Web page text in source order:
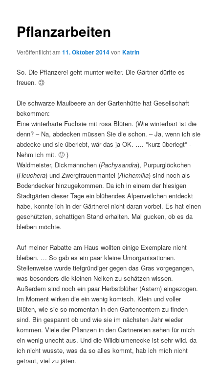
Pflanzarbeiten
Veröffentlicht am11. Oktober 2014vonKatrin
So. Die Pflanzerei geht munter weiter. Die Gärtner dürfte es
freuen. 😉
Die schwarze Maulbeere an der Gartenhütte hat Gesellschaft
bekommen:
Eine winterharte Fuchsie mit rosa Blüten. (Wie winterhart ist die
denn? – Na, abdecken müssen Sie die schon. – Ja, wenn ich sie
abdecke und sie überlebt, wär das ja OK. …. *kurz überlegt* -
Nehm ich mit. 🙂 )
Waldmeister, Dickmännchen (Pachysandra), Purpurglöckchen
(Heuchera) und Zwergfrauenmantel (Alchemilla) sind noch als
Bodendecker hinzugekommen. Da ich in einem der hiesigen
Stadtgärten dieser Tage ein blühendes Alpenveilchen entdeckt
habe, konnte ich in der Gärtnerei nicht daran vorbei. Es hat einen
geschützten, schattigen Stand erhalten. Mal gucken, ob es da
bleiben möchte.
Auf meiner Rabatte am Haus wollten einige Exemplare nicht
bleiben. … So gab es ein paar kleine Umorganisationen.
Stellenweise wurde tiefgründiger gegen das Gras vorgegangen,
was besonders die kleinen Nelken zu schätzen wissen.
Außerdem sind noch ein paar Herbstblüher (Astern) eingezogen.
Im Moment wirken die ein wenig komisch. Klein und voller
Blüten, wie sie so momentan in den Gartencentern zu finden
sind. Bin gespannt ob und wie sie im nächsten Jahr wieder
kommen. Viele der Pflanzen in den Gärtnereien sehen für mich
ein wenig unecht aus. Und die Wildblumenecke ist sehr wild. da
ich nicht wusste, was da so alles kommt, hab ich mich nicht
getraut, viel zu jäten.